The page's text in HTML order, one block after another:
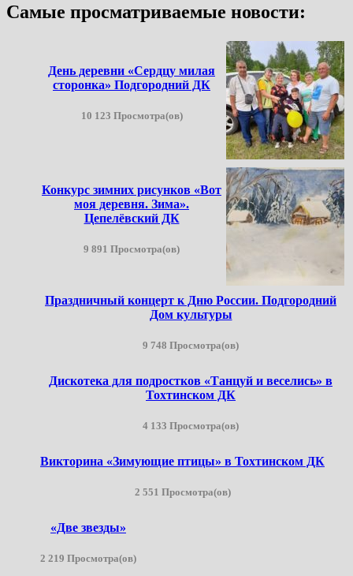
Самые просматриваемые новости:
День деревни «Сердцу милая
сторонка» Подгородний ДК
10 123 Просмотра(ов)
Конкурс зимних рисунков «Вот
моя деревня. Зима».
Цепелёвский ДК
9 891 Просмотра(ов)
Праздничный концерт к Дню России. Подгородний
Дом культуры
9 748 Просмотра(ов)
Дискотека для подростков «Танцуй и веселись» в
Тохтинском ДК
4 133 Просмотра(ов)
Викторина «Зимующие птицы» в Тохтинском ДК
2 551 Просмотра(ов)
«Две звезды»
2 219 Просмотра(ов)